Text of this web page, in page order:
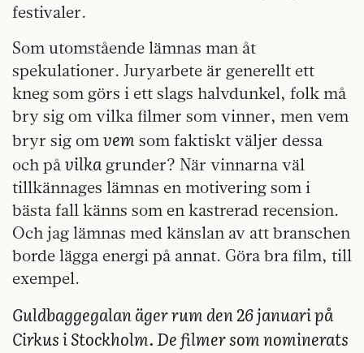
festivaler.
Som utomstående lämnas man åt
spekulationer. Juryarbete är generellt ett
kneg som görs i ett slags halvdunkel, folk må
bry sig om vilka filmer som vinner, men vem
bryr sig omvem som faktiskt väljer dessa
och på vilka grunder? När vinnarna väl
tillkännages lämnas en motivering som i
bästa fall känns som en kastrerad recension.
Och jag lämnas med känslan av att branschen
borde lägga energi på annat. Göra bra film, till
exempel.
Guldbaggegalan äger rum den 26 januari på
Cirkus i Stockholm. De filmer som nominerats